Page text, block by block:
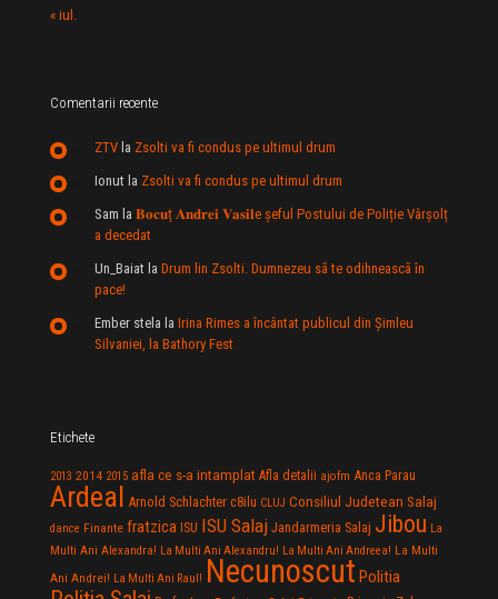
« iul.
Comentarii recente
ZTV la Zsolti va fi condus pe ultimul drum
Ionut la Zsolti va fi condus pe ultimul drum
Sam la 𝐁𝐨𝐜𝐮ț 𝐀𝐧𝐝𝐫𝐞𝐢 𝐕𝐚𝐬𝐢𝐥e şeful Postului de Poliție Vârșolț
a decedat
Un_Baiat la Drum lin Zsolti. Dumnezeu sã te odihneascã în
pace!
Ember stela la Irina Rimes a încântat publicul din Şimleu
Silvaniei, la Bathory Fest
Etichete
2013 2014 2015 afla ce s-a intamplat Afla detalii ajofm Anca Parau
Ardeal Arnold Schlachter c8ilu CLUJ Consiliul Judetean Salaj
dance Finante fratzica ISU ISU Salaj Jandarmeria Salaj Jibou La
Multi Ani Alexandra! La Multi Ani Alexandru! La Multi Ani Andreea! La Multi
Ani Andrei! La Multi Ani Raul! Necunoscut Politia